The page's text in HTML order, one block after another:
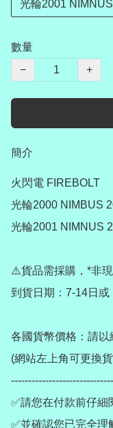
光輪2001
數量
−
+
簡介
火閃電 FIREBOLT
光輪2000 NIMBUS
光輪2001 NIMNUS
⚠️貨品需採購，*非
到貨日期：7-14日
各國貨幣價格：請以
(網站左上角可更換
✅請您在付款前仔細
✅並確認您已完全理